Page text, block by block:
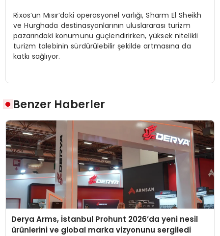
Rixos’un Mısır’daki operasyonel varlığı, Sharm El Sheikh
ve Hurghada destinasyonlarının uluslararası turizm
pazarındaki konumunu güçlendirirken, yüksek nitelikli
turizm talebinin sürdürülebilir şekilde artmasına da
katkı sağlıyor.
Benzer Haberler
Derya Arms, İstanbul Prohunt 2026’da yeni nesil
ürünlerini ve global marka vizyonunu sergiledi